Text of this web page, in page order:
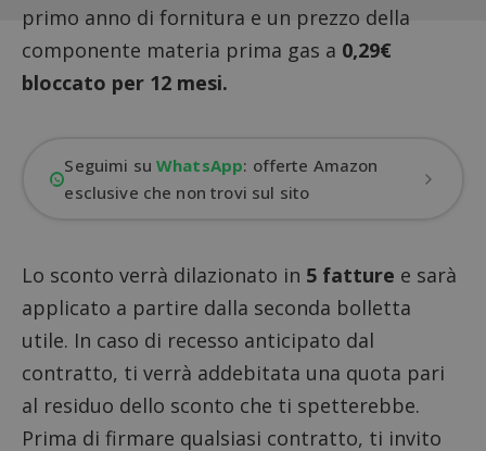
primo anno di fornitura e un prezzo della
componente materia prima gas a 0,29€
bloccato per 12 mesi.
Seguimi suWhatsApp: offerte Amazon
esclusive che non trovi sul sito
Lo sconto verrà dilazionato in 5 fatture e sarà
applicato a partire dalla seconda bolletta
utile. In caso di recesso anticipato dal
contratto, ti verrà addebitata una quota pari
al residuo dello sconto che ti spetterebbe.
Prima di firmare qualsiasi contratto, ti invito